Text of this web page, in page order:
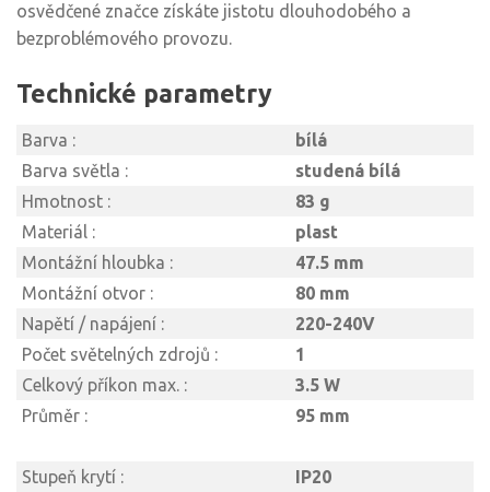
osvědčené značce získáte jistotu dlouhodobého a
bezproblémového provozu.
Technické parametry
Barva :
bílá
Barva světla :
studená bílá
Hmotnost :
83 g
Materiál :
plast
Montážní hloubka :
47.5 mm
Montážní otvor :
80 mm
Napětí / napájení :
220-240V
Počet světelných zdrojů :
1
Celkový příkon max. :
3.5 W
Průměr :
95 mm
Stupeň krytí :
IP20